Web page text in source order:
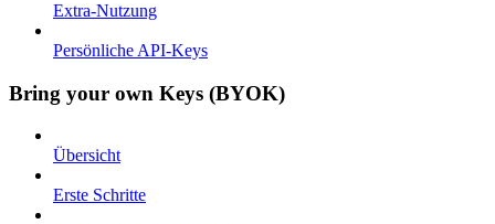
Extra-Nutzung
Persönliche API-Keys
Bring your own Keys (BYOK)
Übersicht
Erste Schritte